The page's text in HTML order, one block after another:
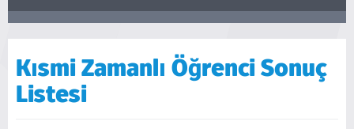
Kısmi Zamanlı Öğrenci Sonuç
Listesi